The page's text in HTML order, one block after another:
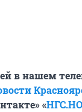
в нашем
«